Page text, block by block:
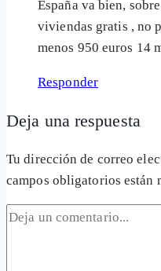
España va bien,
viviendas gratis , no
menos 950 euros 14
Responder
Deja una respuesta
Tu dirección de correo
campos obligatorios están